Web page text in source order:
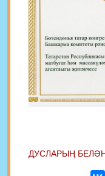
ДУСЛАРЫҢ